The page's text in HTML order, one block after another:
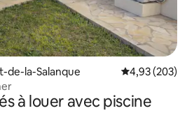
de-la-Salanque Note
4,93 (203)
à louer avec piscine